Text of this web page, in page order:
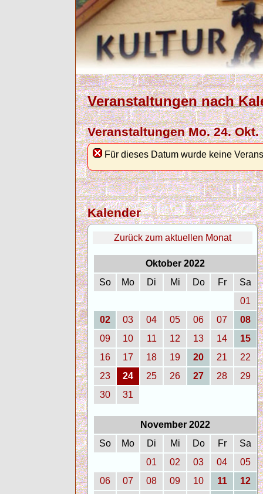
Veranstaltungen nach
Veranstaltungen Mo. 24. Okt.
Für dieses Datum wurde keine
Kalender
Zurück zum aktuellen Monat
Oktober 2022
So
Mo Di Mi Do Fr
Sa
01
02
03 04 05 06 07
08
09
10 11 12 13 14
15
16
17 18 19 20 21
22
23
24 25 26 27 28
29
30
31
November 2022
So
Mo Di Mi Do Fr
Sa
01
02 03 04
05
06
07 08 09 10 11
12